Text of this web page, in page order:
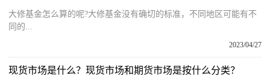
大修基金怎么算的呢?大修基金没有确切的标准，不同地区可能有不
同的...
2023/04/27
现货市场是什么？现货市场和期货市场是按什么分类？